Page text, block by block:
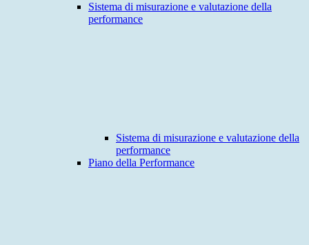
Sistema di misurazione e valutazione della
performance
Sistema di misurazione e valutazione della
performance
Piano della Performance